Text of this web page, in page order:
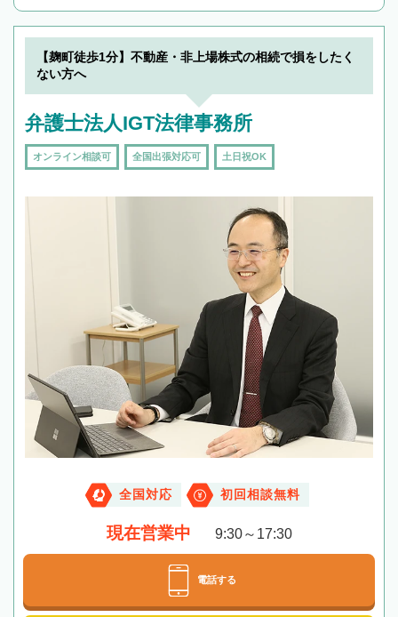
んで検索してみましょう。
19時以降TEL可の条件
を加えて再検索
【麹町徒歩1分】不動産・非上場株式の相続で損をしたく
ない方へ
弁護士法人IGT法律事務所
オンライン相談可 全国出張対応可 土日祝OK
全国対応 初回相談無料
現在営業中 9:30～17:30
電話する